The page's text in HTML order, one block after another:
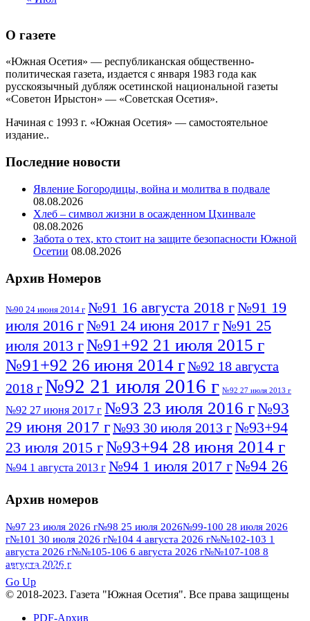
О газете
«Южная Осетия» — республиканская общественно-
политическая газета, издается с января 1983 года как
русскоязычный дубляж осетинской национальной газеты
«Советон Ирыстон» — «Советская Осетия».
Начиная с 1993 г. «Южная Осетия» — самостоятельное
издание..
Последние новости
Явление Богородицы, война и молитва в подвале
08.08.2026
Хлеб – символ жизни в осажденном Цхинвале
08.08.2026
Забота о тех, кто стоит на защите безопасности Южной
Осетии 08.08.2026
Архив Номеров
№90 24 июня 2014 г №91 16 августа 2018 г№91 19
июля 2016 г№91 24 июня 2017 г№91 25
июля 2013 г№91+92 21 июля 2015 г
№91+92 26 июня 2014 г№92 18 августа
2018 г№92 21 июля 2016 г №92 27 июля 2013 г
№92 27 июня 2017 г №93 23 июля 2016 г№93
29 июня 2017 г№93 30 июля 2013 г№93+94
23 июля 2015 г№93+94 28 июня 2014 г
№94 1 августа 2013 г №94 1 июля 2017 г№94 26
№95 7 августа 2012 г
№95 28 июля 2016 г №95+96 3 августа
2013 г№96 6 июля 2017 г№96 9 августа
2012 г №96 28 июля 2015 г
№96+97 30 июля 2016 г
№97 11 августа 2012 г
Архив номеров
№97 23 июля 2026 г№98 25 июля 2026№99-100 28 июля 2026
г№101 30 июля 2026 г№104 4 августа 2026 г№№102-103 1
августа 2026 г№№105-106 6 августа 2026 г№№107-108 8
августа 2026 г
ПОСМОТРЕТЬ ВСЕ
Go Up
© 2018-2023. Газета "Южная Осетия". Все права защищены
PDF-Архив